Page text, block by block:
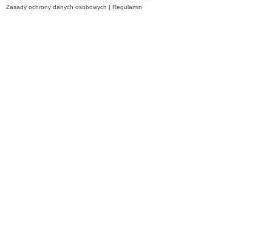
Zasady ochrony danych osobowych | Regulamin